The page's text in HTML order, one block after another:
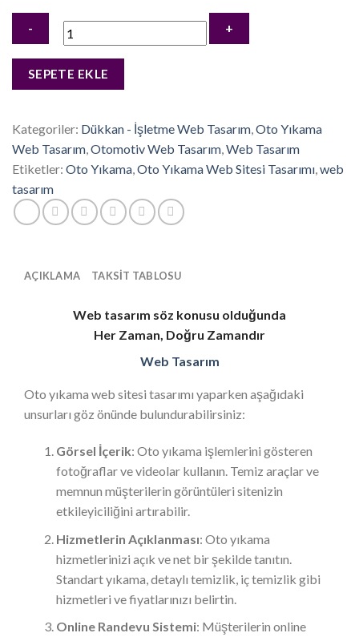
12.000,00₺.fiyat:
8.500,00₺.
Oto
Sitesi
Tasarımı
SEPETE EKLE
Kategoriler: Dükkan - İşletme Web Tasarım,Oto Yıkama
Web Tasarım,Otomotiv Web Tasarım,Web Tasarım
Etiketler: Oto Yıkama,Oto Yıkama Web Sitesi Tasarımı,web
tasarım
AÇIKLAMA TAKSIT TABLOSU
Web tasarım söz konusu olduğunda
Her Zaman, Doğru Zamandır
Web Tasarım
Oto yıkama web sitesi tasarımı yaparken aşağıdaki
unsurları göz önünde bulundurabilirsiniz:
Görsel İçerik: Oto yıkama işlemlerini gösteren
fotoğraflar ve videolar kullanın. Temiz araçlar ve
memnun müşterilerin görüntüleri sitenizin
etkileyiciliğini artırabilir.
Hizmetlerin Açıklanması: Oto yıkama
hizmetlerinizi açık ve net bir şekilde tanıtın.
Standart yıkama, detaylı temizlik, iç temizlik gibi
hizmetleri ve fiyatlarınızı belirtin.
Online Randevu Sistemi: Müşterilerin online